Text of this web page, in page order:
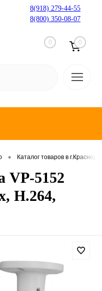
8(918) 279-44-55
8(800) 350-08-07
0 0
• Каталог товаров в
VP-5152
H.264,